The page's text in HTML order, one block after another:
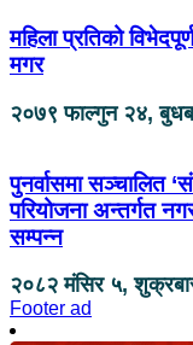
महिला प्रतिको
मगर
२०७९ फाल्गुन २४,
पुनर्वासमा सञ्चालित
परियोजना अन्तर्गत
सम्पन्न
२०८२ मंसिर ५,
Footer ad